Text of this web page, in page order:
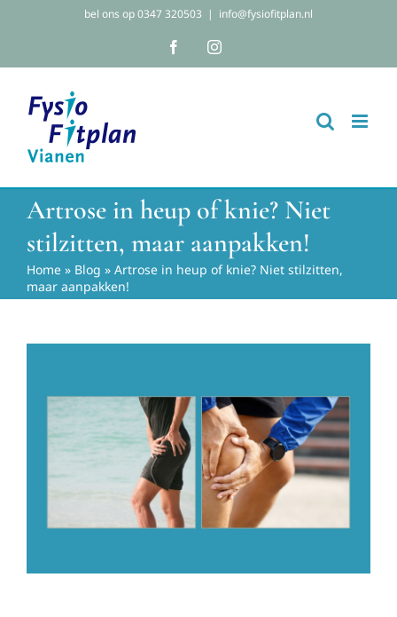
bel ons op 0347 320503 | info@fysiofitplan.nl
FacebookInstagram
Artrose in heup of knie? Niet
stilzitten, maar aanpakken!
Home » Blog » Artrose in heup of knie? Niet stilzitten,
maar aanpakken!